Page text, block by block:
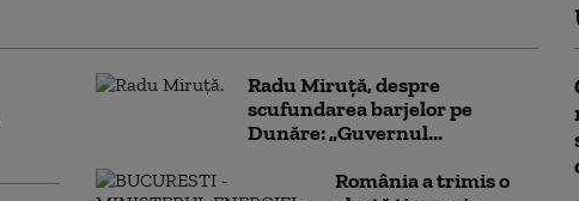
Radu Miruță, despre
scufundarea barjelor pe
Dunăre: „Guvernul...
România a trimis o